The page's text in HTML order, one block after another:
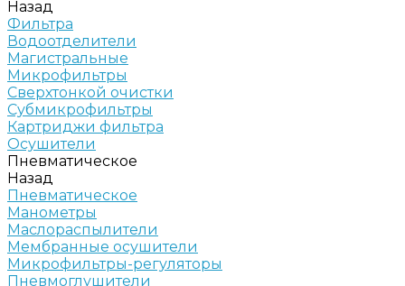
Назад
Фильтра
Водоотделители
Магистральные
Микрофильтры
Сверхтонкой очистки
Субмикрофильтры
Картриджи фильтра
Осушители
Пневматическое
Назад
Пневматическое
Манометры
Маслораспылители
Мембранные осушители
Микрофильтры-регуляторы
Пневмоглушители